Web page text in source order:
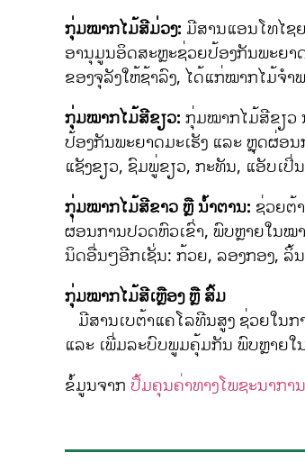
ກຸ່ມໝາກໄມ້ສີມ່ວງ: ມີສານແອນໂທໄຊ
ອານຸມູນອິດສະຫຼະຊ່ວຍປ້ອງກັນພະຍາ
ຂອງຈຸລັງໃຫ້ຊ້າລົງ, ໄດ້ແກ່ໝາກໄມ້ຈ
ກຸ່ມໝາກໄມ້ສີຂຽວ: ກຸ່ມໝາກໄມ້ສີຂຽວ
ປ້ອງກັນພະຍາດມະເຮັງ ແລະ ຫຼຸດຜ່ອ
ແຊັງຂຽວ, ຊົມພູ່ຂຽວ, ກະທັນ, ແອັບເ
ກຸ່ມໝາກໄມ້ສີຂາວ ຫຼື ນ້ຳຕານ: ຊ່ວຍຕ້
ຜ່ອນການປວດຫົວເຂົ່າ, ພົບຫຼາຍໃນໝ
ນິດອື່ນໆອີກເຊັ່ນ: ກ້ວຍ, ລອງກອງ, ລິ້
ກຸ່ມໝາກໄມ້ສີເຫຼືອງ ຫຼື ສົ້ມ
ມີສານເບຕ້າແຄໂລທີນສູງ ຊ່ວຍໃນ
ແລະ ເພີ່ມລະບົບພູມຄຸ້ມກັນ ພົບຫຼາຍ
ຂໍ້ມູນຈາກ ປຶ້ມຄຸນຄ່າທາງໂພຊະນາກາ